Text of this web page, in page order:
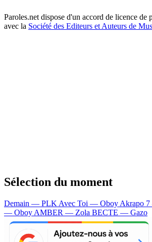
Paroles.net dispose d'un accord de licence de
avec la Société des Editeurs et Auteurs de
Sélection du moment
Demain — PLK Avec Toi — Oboy Akrapo
— Oboy AMBER — Zola BECTE — Gazo